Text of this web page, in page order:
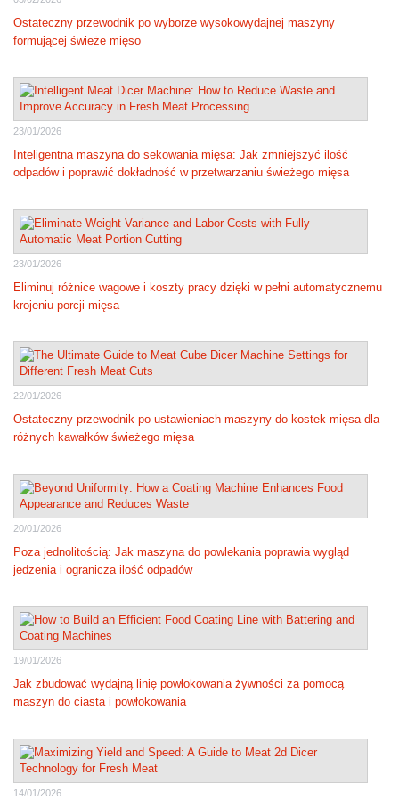
Ostateczny przewodnik po wyborze wysokowydajnej maszyny
formującej świeże mięso
23/01/2026
Inteligentna maszyna do sekowania mięsa: Jak zmniejszyć ilość
odpadów i poprawić dokładność w przetwarzaniu świeżego mięsa
23/01/2026
Eliminuj różnice wagowe i koszty pracy dzięki w pełni automatycznemu
krojeniu porcji mięsa
22/01/2026
Ostateczny przewodnik po ustawieniach maszyny do kostek mięsa dla
różnych kawałków świeżego mięsa
20/01/2026
Poza jednolitością: Jak maszyna do powlekania poprawia wygląd
jedzenia i ogranicza ilość odpadów
19/01/2026
Jak zbudować wydajną linię powłokowania żywności za pomocą
maszyn do ciasta i powłokowania
14/01/2026